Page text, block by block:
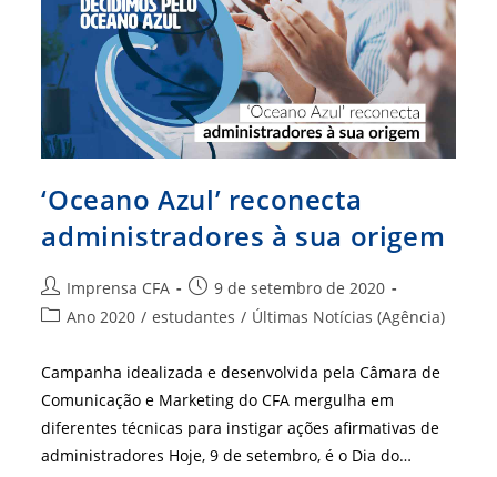
‘Oceano Azul’ reconecta
administradores à sua origem
Autor
do
Imprensa CFA
Post
publicado:
9 de setembro de 2020
Categoria
Ano 2020 / estudantes / Últimas Notícias (Agência)
Campanha idealizada e desenvolvida pela Câmara de
Comunicação e Marketing do CFA mergulha em
diferentes técnicas para instigar ações afirmativas de
administradores Hoje, 9 de setembro, é o Dia do…